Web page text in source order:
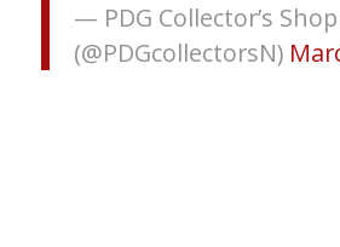
— PDG Collector’s
(@PDGcollectorsN)